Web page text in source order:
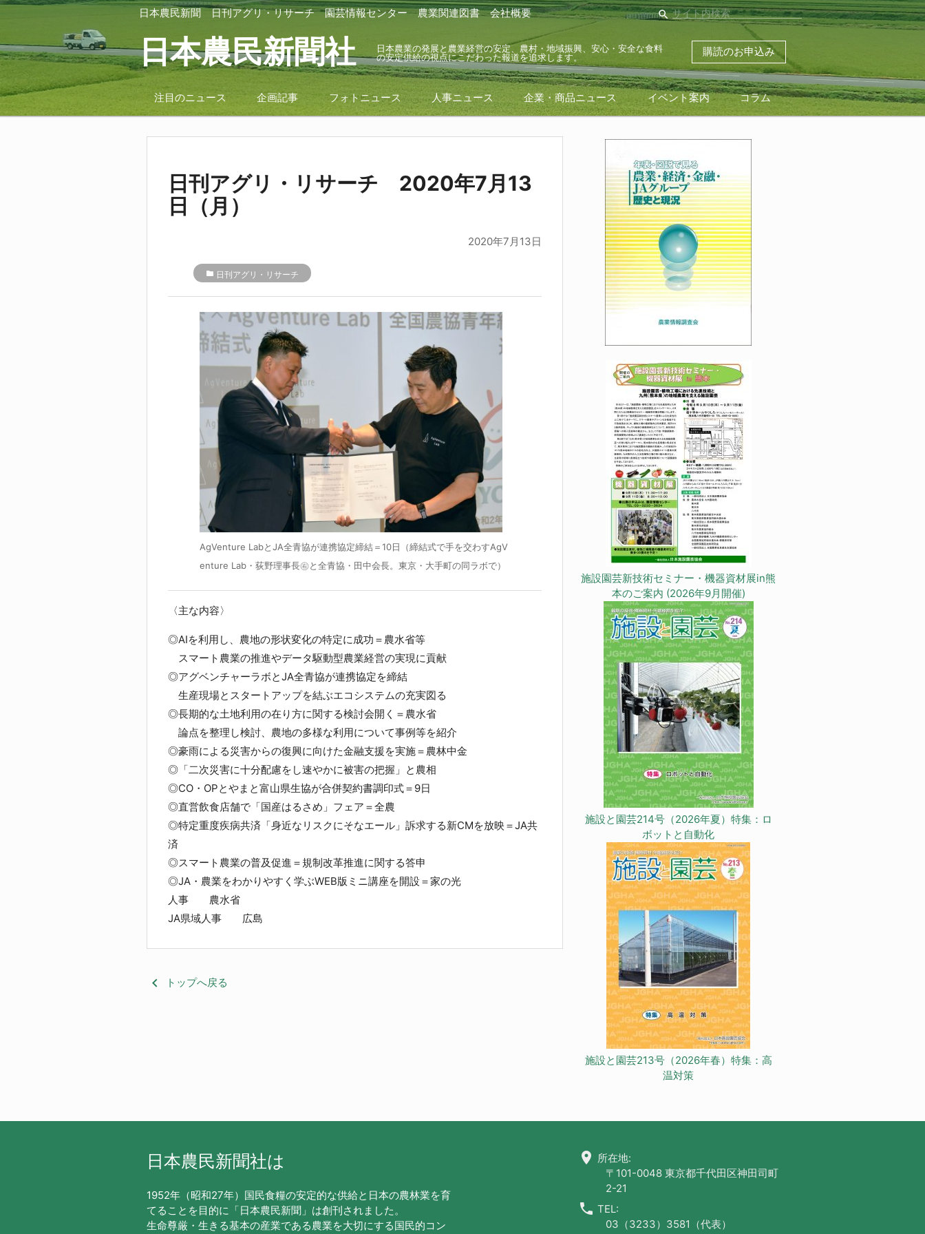
日本農民新聞 日刊アグリ・リサーチ 園芸情報センター 農業関連図書 会社概要 search
日本農民新聞社
日本農業の発展と農業経営の安定、農村・地域振興、安心・安全な食料
の安定供給の視点にこだわった報道を追求します。
購読のお申込み
注目のニュース 企画記事 フォトニュース 人事ニュース 企業・商品ニュース イベント案内 コラム
日刊アグリ・リサーチ 2020年7月13
日（月）
2020年7月13日
folder 日刊アグリ・リサーチ
AgVenture LabとJA全青協が連携協定締結＝10日（締結式で手を交わすAgV
enture Lab・荻野理事長㊨と全青協・田中会長。東京・大手町の同ラボで）
〈主な内容〉
◎AIを利用し、農地の形状変化の特定に成功＝農水省等
スマート農業の推進やデータ駆動型農業経営の実現に貢献
◎アグベンチャーラボとJA全青協が連携協定を締結
生産現場とスタートアップを結ぶエコシステムの充実図る
◎長期的な土地利用の在り方に関する検討会開く＝農水省
論点を整理し検討、農地の多様な利用について事例等を紹介
◎豪雨による災害からの復興に向けた金融支援を実施＝農林中金
◎「二次災害に十分配慮をし速やかに被害の把握」と農相
◎CO・OPとやまと富山県生協が合併契約書調印式＝9日
◎直営飲食店舗で「国産はるさめ」フェア＝全農
◎特定重度疾病共済「身近なリスクにそなエール」訴求する新CMを放映＝JA共
済
◎スマート農業の普及促進＝規制改革推進に関する答申
◎JA・農業をわかりやすく学ぶWEB版ミニ講座を開設＝家の光
人事 農水省
JA県域人事 広島
keyboard_arrow_left トップへ戻る
施設園芸新技術セミナー・機器資材展in熊
本のご案内 (2026年9月開催)
施設と園芸214号（2026年夏）特集：ロ
ボットと自動化
施設と園芸213号（2026年春）特集：高
温対策
日本農民新聞社は
1952年（昭和27年）国民食糧の安定的な供給と日本の農林業を育
てることを目的に「日本農民新聞」は創刊されました。
生命尊厳・生きる基本の産業である農業を大切にする国民的コン
location_on 所在地:
〒101-0048 東京都千代田区神田司町
2-21
call TEL:
03（3233）3581（代表）